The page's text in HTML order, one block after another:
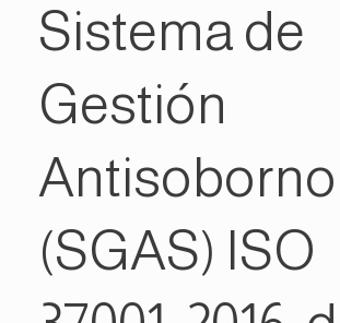
Sistema de
Gestión
Antisoborno
(SGAS) ISO